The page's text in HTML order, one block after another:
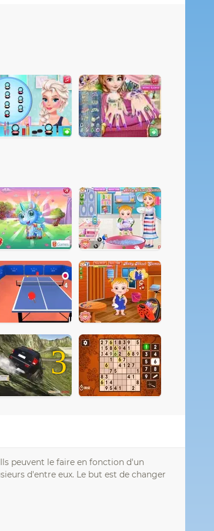
3
peuvent le faire en fonction d'un
d'entre eux. Le but est de changer